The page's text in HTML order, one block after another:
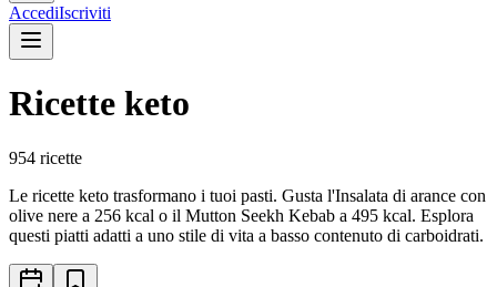
AccediIscriviti
Ricette keto
954 ricette
Le ricette keto trasformano i tuoi pasti. Gusta l'Insalata di arance con
olive nere a 256 kcal o il Mutton Seekh Kebab a 495 kcal. Esplora
questi piatti adatti a uno stile di vita a basso contenuto di carboidrati.